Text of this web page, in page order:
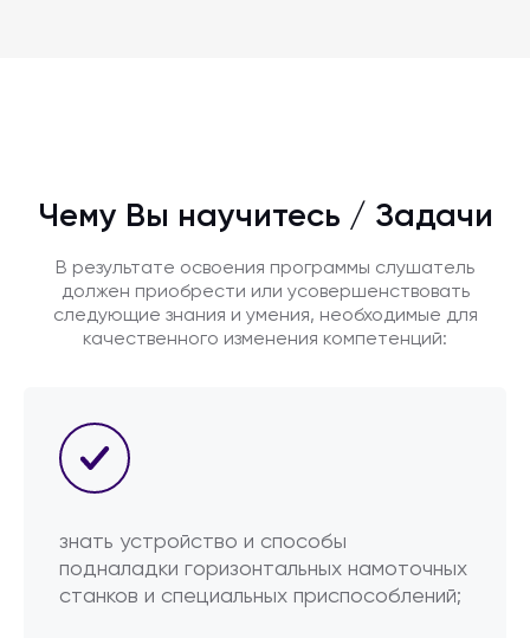
Чему Вы научитесь / Задачи
В результате освоения программы слушатель
должен приобрести или усовершенствовать
следующие знания и умения, необходимые для
качественного изменения компетенций:
знать устройство и способы
подналадки горизонтальных намоточных
станков и специальных приспособлений;